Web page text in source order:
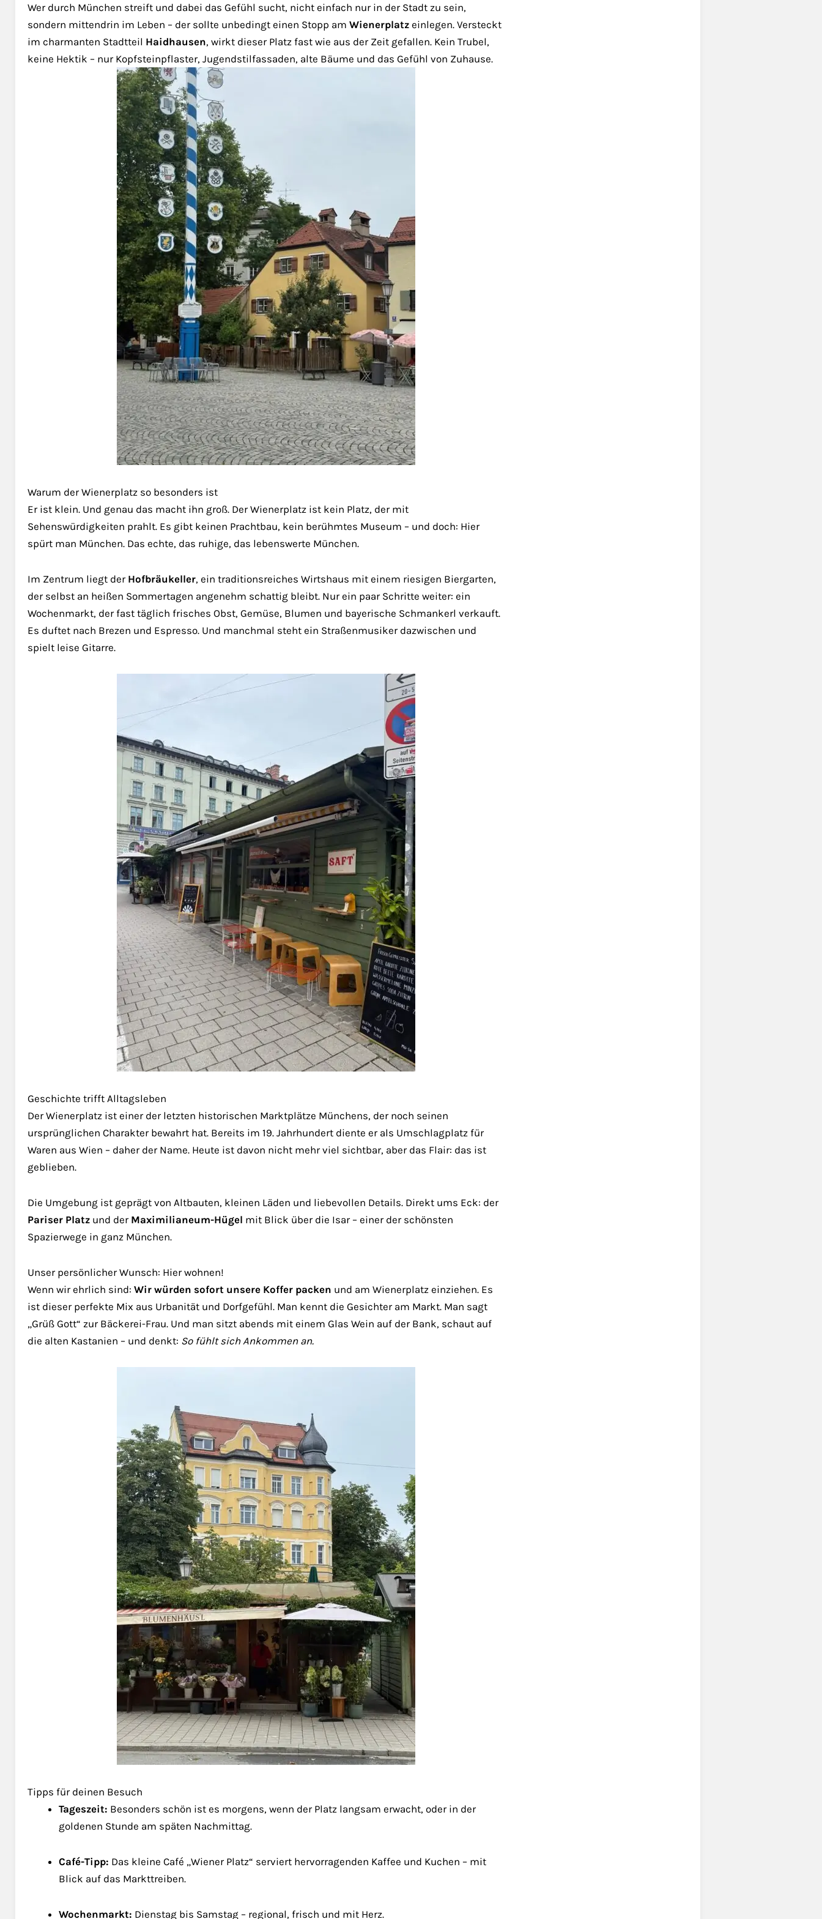
Wer durch München streift und dabei das Gefühl sucht, nicht einfach nur in der Stadt zu sein,
sondern mittendrin im Leben – der sollte unbedingt einen Stopp am Wienerplatz einlegen. Versteckt
im charmanten Stadtteil Haidhausen, wirkt dieser Platz fast wie aus der Zeit gefallen. Kein Trubel,
keine Hektik – nur Kopfsteinpflaster, Jugendstilfassaden, alte Bäume und das Gefühl von Zuhause.
Warum der Wienerplatz so besonders ist
Er ist klein. Und genau das macht ihn groß. Der Wienerplatz ist kein Platz, der mit
Sehenswürdigkeiten prahlt. Es gibt keinen Prachtbau, kein berühmtes Museum – und doch: Hier
spürt man München. Das echte, das ruhige, das lebenswerte München.
Im Zentrum liegt der Hofbräukeller, ein traditionsreiches Wirtshaus mit einem riesigen Biergarten,
der selbst an heißen Sommertagen angenehm schattig bleibt. Nur ein paar Schritte weiter: ein
Wochenmarkt, der fast täglich frisches Obst, Gemüse, Blumen und bayerische Schmankerl verkauft.
Es duftet nach Brezen und Espresso. Und manchmal steht ein Straßenmusiker dazwischen und
spielt leise Gitarre.
Geschichte trifft Alltagsleben
Der Wienerplatz ist einer der letzten historischen Marktplätze Münchens, der noch seinen
ursprünglichen Charakter bewahrt hat. Bereits im 19. Jahrhundert diente er als Umschlagplatz für
Waren aus Wien – daher der Name. Heute ist davon nicht mehr viel sichtbar, aber das Flair: das ist
geblieben.
Die Umgebung ist geprägt von Altbauten, kleinen Läden und liebevollen Details. Direkt ums Eck: der
Pariser Platz und der Maximilianeum-Hügel mit Blick über die Isar – einer der schönsten
Spazierwege in ganz München.
Unser persönlicher Wunsch: Hier wohnen!
Wenn wir ehrlich sind: Wir würden sofort unsere Koffer packen und am Wienerplatz einziehen. Es
ist dieser perfekte Mix aus Urbanität und Dorfgefühl. Man kennt die Gesichter am Markt. Man sagt
„Grüß Gott“ zur Bäckerei-Frau. Und man sitzt abends mit einem Glas Wein auf der Bank, schaut auf
die alten Kastanien – und denkt: So fühlt sich Ankommen an.
Tipps für deinen Besuch
Tageszeit: Besonders schön ist es morgens, wenn der Platz langsam erwacht, oder in der
goldenen Stunde am späten Nachmittag.
Café-Tipp: Das kleine Café „Wiener Platz“ serviert hervorragenden Kaffee und Kuchen – mit
Blick auf das Markttreiben.
Wochenmarkt: Dienstag bis Samstag – regional, frisch und mit Herz.